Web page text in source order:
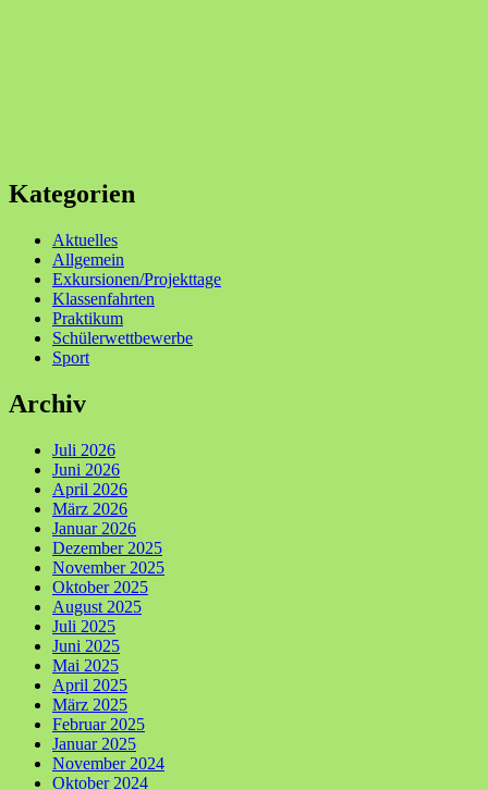
Kategorien
Aktuelles
Allgemein
Exkursionen/Projekttage
Klassenfahrten
Praktikum
Schülerwettbewerbe
Sport
Archiv
Juli 2026
Juni 2026
April 2026
März 2026
Januar 2026
Dezember 2025
November 2025
Oktober 2025
August 2025
Juli 2025
Juni 2025
Mai 2025
April 2025
März 2025
Februar 2025
Januar 2025
November 2024
Oktober 2024